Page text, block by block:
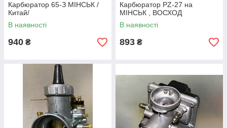
Карбюратор 65-З МІНСЬК /
Китай/
В наявності
940 ₴
Карбюратор PZ-27 на
МІНСЬК , ВОСХОД
В наявності
893 ₴